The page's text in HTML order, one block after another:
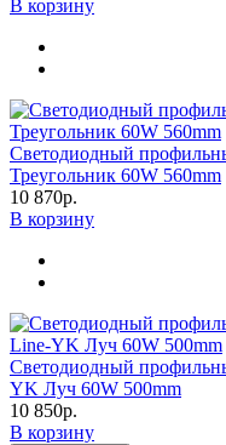
В корзину
Светодиодный
Треугольник 60W 560mm
10 870р.
В корзину
Светодиодный
YK Луч 60W 500mm
10 850р.
В корзину